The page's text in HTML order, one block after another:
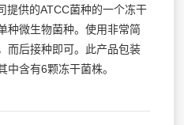
提供的ATCC菌种的一个冻干
种微生物菌种。使用非常简
而后接种即可。此产品包装
中含有6颗冻干菌株。